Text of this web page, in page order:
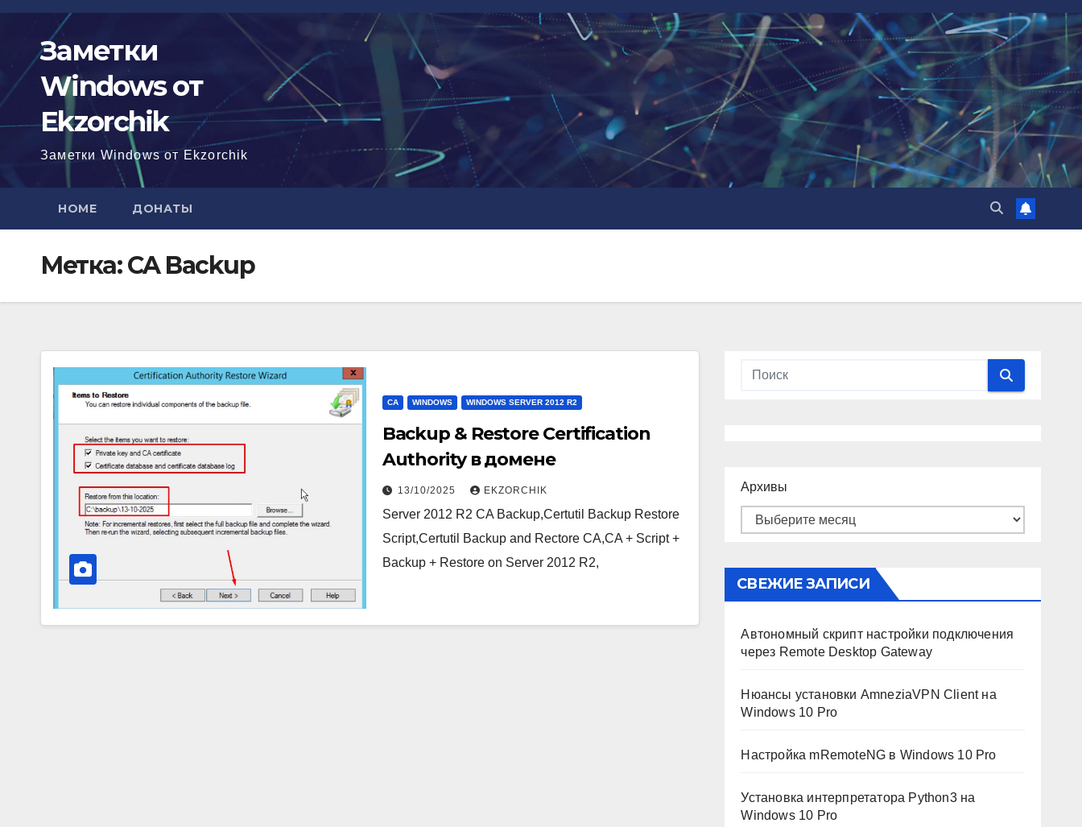
Перейти
содержимомуЗаметки
Windows от
Ekzorchik
Заметки Windows от Ekzorchik
HOME ДОНАТЫ
Метка:CA Backup
CA WINDOWS WINDOWS SERVER 2012 R2
Backup & Restore Certification
Authority в домене
13/10/2025 EKZORCHIK
Server 2012 R2 CA Backup,Certutil Backup Restore
Script,Certutil Backup and Rectore CA,CA + Script +
Backup + Restore on Server 2012 R2,
Архивы
СВЕЖИЕ ЗАПИСИ
Автономный скрипт настройки подключения
через Remote Desktop Gateway
Нюансы установки AmneziaVPN Client на
Windows 10 Pro
Настройка mRemoteNG в Windows 10 Pro
Установка интерпретатора Python3 на
Windows 10 Pro